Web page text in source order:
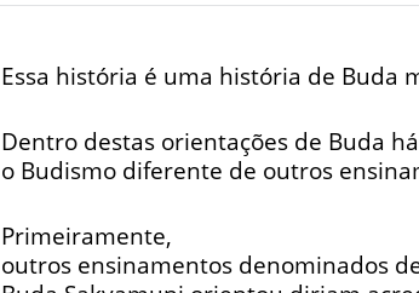
Essa história é uma história de Buda
Dentro destas orientações de Buda
o Budismo diferente de outros
Primeiramente,
outros ensinamentos denominados